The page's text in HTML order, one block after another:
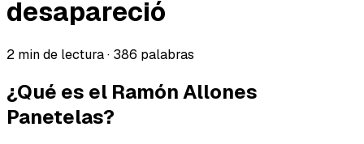
desapareció
2 min de lectura · 386 palabras
¿Qué es el Ramón Allones
Panetelas?